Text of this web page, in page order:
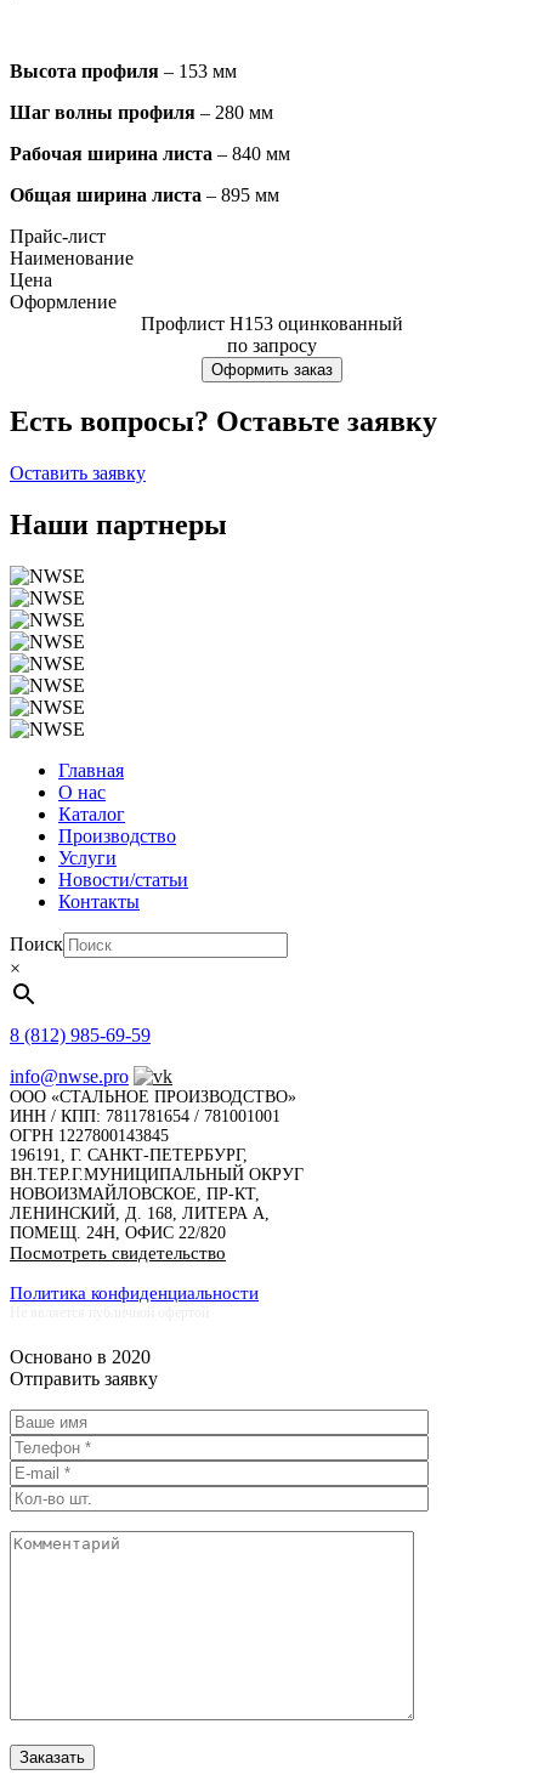
Высота профиля – 153 мм
Шаг волны профиля – 280 мм
Рабочая ширина листа – 840 мм
Общая ширина листа – 895 мм
Прайс-лист
Наименование
Цена
Оформление
Профлист Н153 оцинкованный
по запросу
Оформить заказ
Есть вопросы? Оставьте заявку
Оставить заявку
Наши партнеры
Главная
О нас
Каталог
Производство
Услуги
Новости/статьи
Контакты
Поиск
×
8 (812) 985-69-59
info@nwse.pro
ООО «СТАЛЬНОЕ ПРОИЗВОДСТВО»
ИНН / КПП: 7811781654 / 781001001
ОГРН 1227800143845
196191, Г. САНКТ-ПЕТЕРБУРГ,
ВН.ТЕР.Г.МУНИЦИПАЛЬНЫЙ ОКРУГ
НОВОИЗМАЙЛОВСКОЕ, ПР-КТ,
ЛЕНИНСКИЙ, Д. 168, ЛИТЕРА А,
ПОМЕЩ. 24Н, ОФИС 22/820
Посмотреть свидетельство
Политика конфиденциальности
Основано в 2020
Отправить заявку